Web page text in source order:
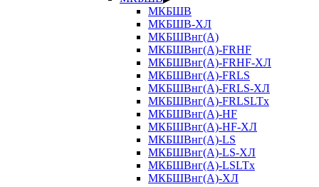
МКБШВ
МКБШВ-ХЛ
МКБШВнг(А)
МКБШВнг(А)-FRHF
МКБШВнг(А)-FRHF-ХЛ
МКБШВнг(А)-FRLS
МКБШВнг(А)-FRLS-ХЛ
МКБШВнг(А)-FRLSLTx
МКБШВнг(А)-HF
МКБШВнг(А)-HF-ХЛ
МКБШВнг(А)-LS
МКБШВнг(А)-LS-ХЛ
МКБШВнг(А)-LSLTx
МКБШВнг(А)-ХЛ